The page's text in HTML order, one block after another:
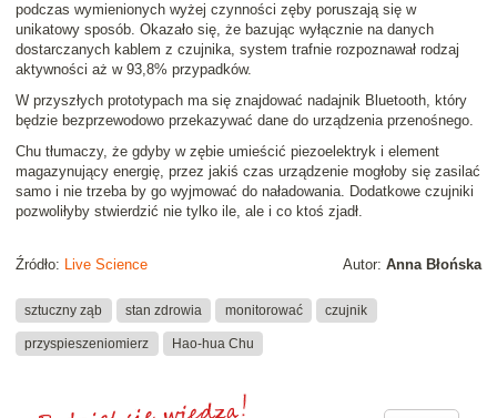
podczas wymienionych wyżej czynności zęby poruszają się w
unikatowy sposób. Okazało się, że bazując wyłącznie na danych
dostarczanych kablem z czujnika, system trafnie rozpoznawał rodzaj
aktywności aż w 93,8% przypadków.
W przyszłych prototypach ma się znajdować nadajnik Bluetooth, który
będzie bezprzewodowo przekazywać dane do urządzenia przenośnego.
Chu tłumaczy, że gdyby w zębie umieścić piezoelektryk i element
magazynujący energię, przez jakiś czas urządzenie mogłoby się zasilać
samo i nie trzeba by go wyjmować do naładowania. Dodatkowe czujniki
pozwoliłyby stwierdzić nie tylko ile, ale i co ktoś zjadł.
Autor: Anna Błońska
Źródło: Live Science
sztuczny ząb stan zdrowia monitorować czujnik
przyspieszeniomierz Hao-hua Chu